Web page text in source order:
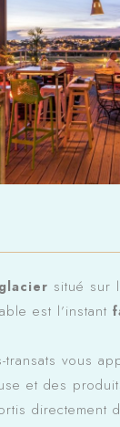
situé sur
est l’instant
vous
et des
directement